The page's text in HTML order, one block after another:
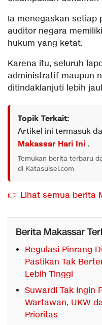
Ia menegaskan setiap
auditor negara
hukum yang ketat.
Karena itu, seluruh
administratif maupun
ditindaklanjuti lebih
Topik Terkait:
Artikel ini termasuk
Makassar Hari Ini .
Temukan berita terbaru
di Katasulsel.com
👉 Lihat semua berita
Berita Makassar
Regulasi Pinrang
Pastikan Tak
Lebih Tinggi
Suwardi Tak Ingin
Wartawan, UKW
Prioritas